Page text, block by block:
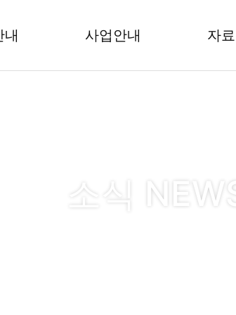
내 사업안내 자
소식